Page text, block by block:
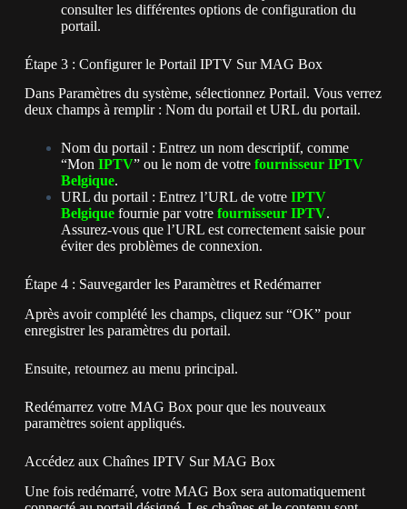
consulter les différentes options de configuration du
portail.
Étape 3 : Configurer le Portail IPTV Sur MAG Box
Dans Paramètres du système, sélectionnez Portail. Vous verrez
deux champs à remplir : Nom du portail et URL du portail.
Nom du portail : Entrez un nom descriptif, comme
“Mon IPTV” ou le nom de votre fournisseur IPTV
Belgique.
URL du portail : Entrez l’URL de votre IPTV
Belgiquefournie par votre fournisseur IPTV.
Assurez-vous que l’URL est correctement saisie pour
éviter des problèmes de connexion.
Étape 4 : Sauvegarder les Paramètres et Redémarrer
Après avoir complété les champs, cliquez sur “OK” pour
enregistrer les paramètres du portail.
Ensuite, retournez au menu principal.
Redémarrez votre MAG Box pour que les nouveaux
paramètres soient appliqués.
Accédez aux Chaînes IPTV Sur MAG Box
Une fois redémarré, votre MAG Box sera automatiquement